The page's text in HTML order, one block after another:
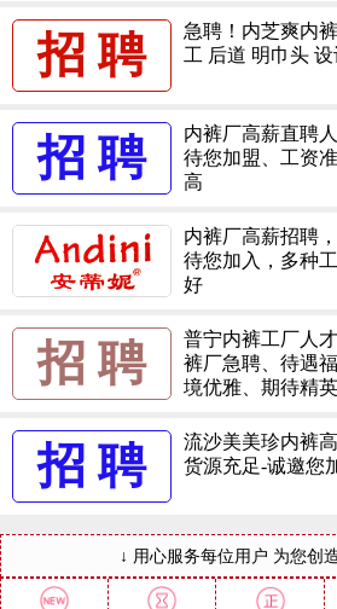
招 聘
急聘！内芝爽内
工 后道 明巾头
招 聘
内裤厂高薪直聘
待您加盟、工资
高
内裤厂高薪招聘
待您加入，多种
好
招 聘
普宁内裤工厂人
裤厂急聘、待遇
境优雅、期待精
招 聘
流沙美美珍内裤
货源充足-诚邀您
↓ 用心服务每位用户 为您创